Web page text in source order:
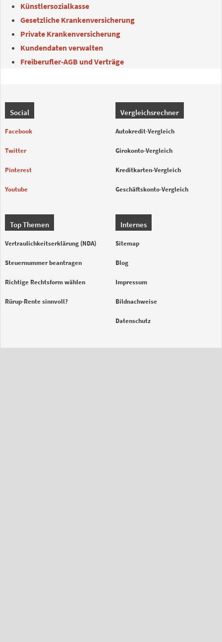
Künstlersozialkasse
Gesetzliche Krankenversicherung
Private Krankenversicherung
Kundendaten verwalten
Freiberufler-AGB und Verträge
Social
Facebook
Twitter
Pinterest
Youtube
Vergleichsrechner
Autokredit-Vergleich
Girokonto-Vergleich
Kreditkarten-Vergleich
Geschäftskonto-Vergleich
Top Themen
Vertraulichkeitserklärung (NDA)
Steuernummer beantragen
Richtige Rechtsform wählen
Rürup-Rente sinnvoll?
Internes
Sitemap
Blog
Impressum
Bildnachweise
Datenschutz